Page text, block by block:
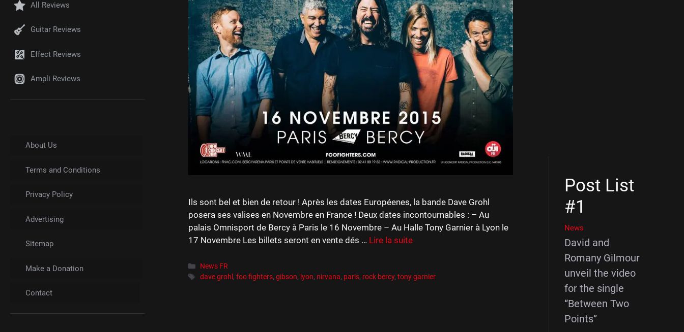
Ils sont bel et bien de retour ! Après les dates Européenes, la bande Dave Grohl
posera ses valises en Novembre en France ! Deux dates incontournables : – Au
palais Omnisport de Bercy à Paris le 16 Novembre – Au Halle Tony Garnier à Lyon le
17 Novembre Les billets seront en vente dés … Lire la suite
Catégories
News FR
Étiquettes
dave grohl,foo fighters,gibson, lyon, nirvana, paris, rock bercy,tony garnier
All Reviews
Guitar Reviews
Effect Reviews
Ampli Reviews
About Us
Terms and Conditions
Privacy Policy
Advertising
Sitemap
Make a Donation
Contact
Post List
#1
News
David and
Romany Gilmour
unveil the video
for the single
“Between Two
Points”